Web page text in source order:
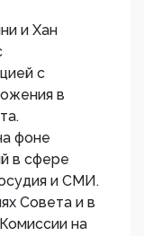
и Хан
с
в
фоне
в сфере
и СМИ.
Совета и в
на